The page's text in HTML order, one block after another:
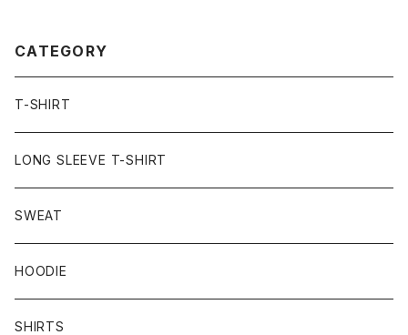
CATEGORY
T-SHIRT
LONG SLEEVE T-SHIRT
SWEAT
HOODIE
SHIRTS